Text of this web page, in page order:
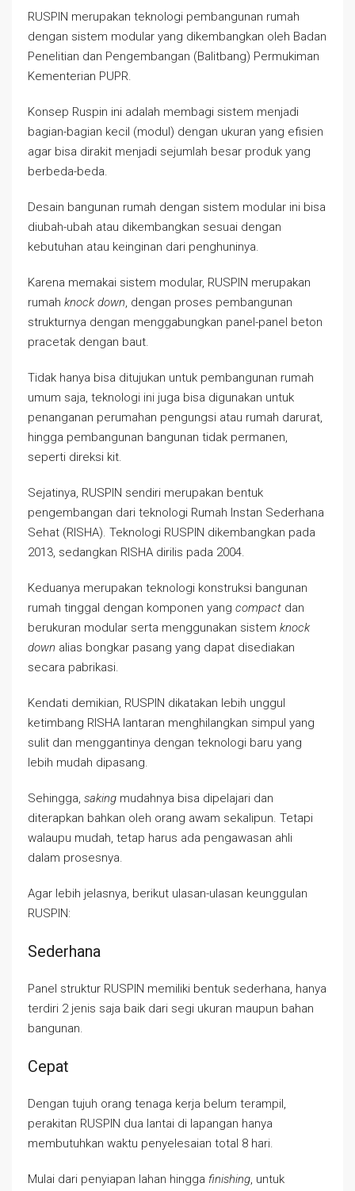
RUSPIN merupakan teknologi pembangunan rumah
dengan sistem modular yang dikembangkan oleh Badan
Penelitian dan Pengembangan (Balitbang) Permukiman
Kementerian PUPR.
Konsep Ruspin ini adalah membagi sistem menjadi
bagian-bagian kecil (modul) dengan ukuran yang efisien
agar bisa dirakit menjadi sejumlah besar produk yang
berbeda-beda.
Desain bangunan rumah dengan sistem modular ini bisa
diubah-ubah atau dikembangkan sesuai dengan
kebutuhan atau keinginan dari penghuninya.
Karena memakai sistem modular, RUSPIN merupakan
rumah knock down, dengan proses pembangunan
strukturnya dengan menggabungkan panel-panel beton
pracetak dengan baut.
Tidak hanya bisa ditujukan untuk pembangunan rumah
umum saja, teknologi ini juga bisa digunakan untuk
penanganan perumahan pengungsi atau rumah darurat,
hingga pembangunan bangunan tidak permanen,
seperti direksi kit.
Sejatinya, RUSPIN sendiri merupakan bentuk
pengembangan dari teknologi Rumah Instan Sederhana
Sehat (RISHA). Teknologi RUSPIN dikembangkan pada
2013, sedangkan RISHA dirilis pada 2004.
Keduanya merupakan teknologi konstruksi bangunan
rumah tinggal dengan komponen yang compact dan
berukuran modular serta menggunakan sistem knock
down alias bongkar pasang yang dapat disediakan
secara pabrikasi.
Kendati demikian, RUSPIN dikatakan lebih unggul
ketimbang RISHA lantaran menghilangkan simpul yang
sulit dan menggantinya dengan teknologi baru yang
lebih mudah dipasang.
Sehingga, saking mudahnya bisa dipelajari dan
diterapkan bahkan oleh orang awam sekalipun. Tetapi
walaupu mudah, tetap harus ada pengawasan ahli
dalam prosesnya.
Agar lebih jelasnya, berikut ulasan-ulasan keunggulan
RUSPIN:
Sederhana
Panel struktur RUSPIN memiliki bentuk sederhana, hanya
terdiri 2 jenis saja baik dari segi ukuran maupun bahan
bangunan.
Cepat
Dengan tujuh orang tenaga kerja belum terampil,
perakitan RUSPIN dua lantai di lapangan hanya
membutuhkan waktu penyelesaian total 8 hari.
Mulai dari penyiapan lahan hingga finishing, untuk